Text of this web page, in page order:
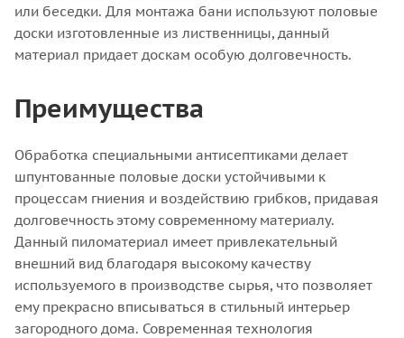
или беседки. Для монтажа бани используют половые
доски изготовленные из лиственницы, данный
материал придает доскам особую долговечность.
Преимущества
Обработка специальными антисептиками делает
шпунтованные половые доски устойчивыми к
процессам гниения и воздействию грибков, придавая
долговечность этому современному материалу.
Данный пиломатериал имеет привлекательный
внешний вид благодаря высокому качеству
используемого в производстве сырья, что позволяет
ему прекрасно вписываться в стильный интерьер
загородного дома. Современная технология